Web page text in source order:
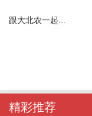
跟大北农一起...
精彩推荐